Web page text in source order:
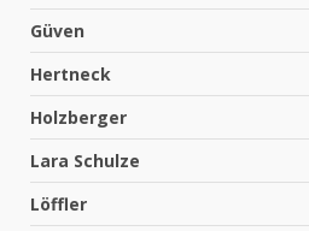
Güven
Hertneck
Holzberger
Lara Schulze
Löffler